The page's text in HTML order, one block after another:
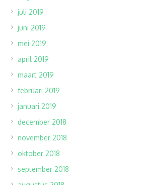
juli 2019
juni 2019
mei 2019
april 2019
maart 2019
februari 2019
januari 2019
december 2018
november 2018
oktober 2018
september 2018